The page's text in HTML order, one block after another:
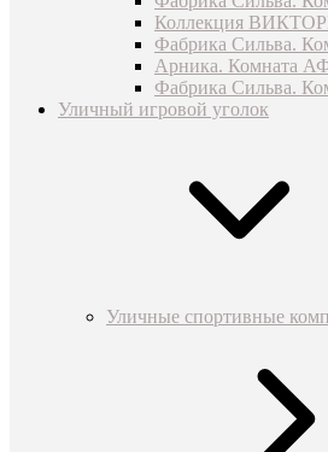
Коллекция
Фабрика Сильва.
Арника. Комната
Фабрика Сильва.
Уличный игровой уголок
Уличные спортивные